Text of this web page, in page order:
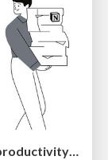
Utilizing Notion as your number one productivity tool